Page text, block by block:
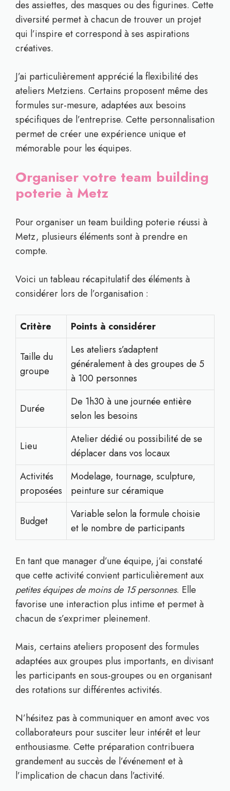
des assiettes, des masques ou des figurines. Cette
diversité permet à chacun de trouver un projet
qui l’inspire et correspond à ses aspirations
créatives.
J’ai particulièrement apprécié la flexibilité des
ateliers Metziens. Certains proposent même des
formules sur-mesure, adaptées aux besoins
spécifiques de l’entreprise. Cette personnalisation
permet de créer une expérience unique et
mémorable pour les équipes.
Organiser votre team building
poterie à Metz
Pour organiser un team building poterie réussi à
Metz, plusieurs éléments sont à prendre en
compte.
Voici un tableau récapitulatif des éléments à
considérer lors de l’organisation :
Critère Points à considérer
Taille du
groupe
Les ateliers s’adaptent
généralement à des groupes de 5
à 100 personnes
Durée
De 1h30 à une journée entière
selon les besoins
Lieu
Atelier dédié ou possibilité de se
déplacer dans vos locaux
Activités
proposées
Modelage, tournage, sculpture,
peinture sur céramique
Budget
Variable selon la formule choisie
et le nombre de participants
En tant que manager d’une équipe, j’ai constaté
que cette activité convient particulièrement aux
petites équipes de moins de 15 personnes. Elle
favorise une interaction plus intime et permet à
chacun de s’exprimer pleinement.
Mais, certains ateliers proposent des formules
adaptées aux groupes plus importants, en divisant
les participants en sous-groupes ou en organisant
des rotations sur différentes activités.
N’hésitez pas à communiquer en amont avec vos
collaborateurs pour susciter leur intérêt et leur
enthousiasme. Cette préparation contribuera
grandement au succès de l’événement et à
l’implication de chacun dans l’activité.